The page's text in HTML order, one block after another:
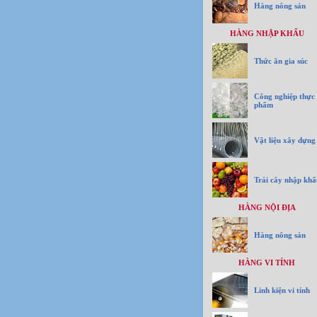
Hàng nông sản
HÀNG NHẬP KHẨU
Thức ăn gia súc
Công nghiệp thực
phẩm
Vật liệu xây dựng
Trái cây nhập
HÀNG NỘI ĐỊA
Hàng nông sản
HÀNG VI TÍNH
Linh kiện vi tính